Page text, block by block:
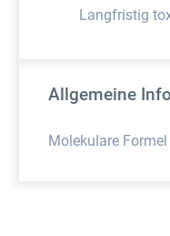
Langfristig
Allgemeine
Molekulare Formel